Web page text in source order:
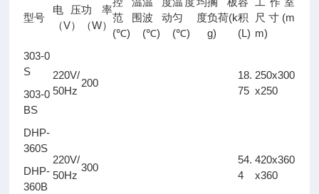
型号
电压
（V）
功率
（W）
范围
(℃)
波动
(℃)
匀度
(℃)
负荷(k
g)
积
(L)
尺寸 (m
m)
303-0
S
220V/
50Hz
200
18.
75
250x300
x250
303-0
BS
DHP-
360S
220V/
50Hz
300
54.
4
420x360
x360
DHP-
360B